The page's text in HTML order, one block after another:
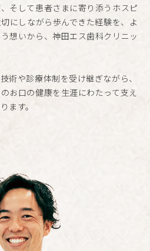
そして患者さまに寄り添うホスピ
にしながら歩んできた経験を、よ
想いから、神田エス歯科クリニッ
術や診療体制を受け継ぎながら、
お口の健康を生涯にわたって支え
ます。